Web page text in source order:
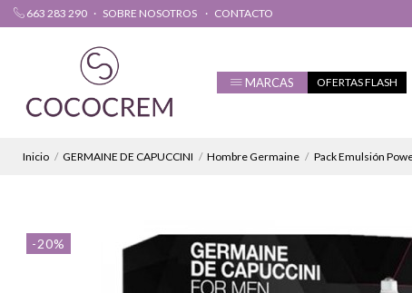
663 283 290 SOBRE NOSOTROS CONTACTO
MARCAS OFERTAS FLASH
Inicio GERMAINE DE CAPUCCINI Hombre Germaine Pack Emulsión
-20%